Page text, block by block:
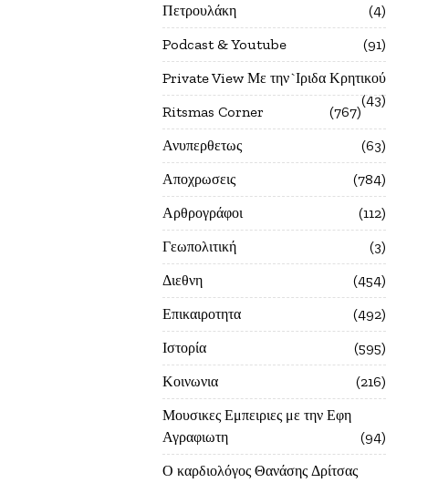
Πετρουλάκη
4
Podcast & Youtube
91
Private View Με την`Ιριδα Κρητικού
43
Ritsmas Corner
767
Ανυπερθετως
63
Αποχρωσεις
784
Αρθρογράφοι
112
Γεωπολιτική
3
Διεθνη
454
Επικαιροτητα
492
Ιστορία
595
Κοινωνια
216
Μουσικες Εμπειριες με την Εφη
Αγραφιωτη
94
Ο καρδιολόγος Θανάσης Δρίτσας